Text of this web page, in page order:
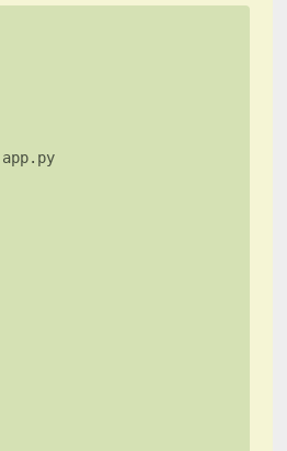
  command: python app.py